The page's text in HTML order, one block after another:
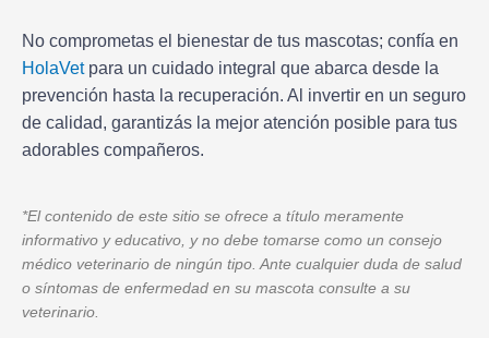
No comprometas el bienestar de tus mascotas; confía en
HolaVetpara un cuidado integral que abarca desde la
prevención hasta la recuperación. Al invertir en un seguro
de calidad, garantizás la mejor atención posible para tus
adorables compañeros.
*El contenido de este sitio se ofrece a título meramente
informativo y educativo, y no debe tomarse como un consejo
médico veterinario de ningún tipo. Ante cualquier duda de salud
o síntomas de enfermedad en su mascota consulte a su
veterinario.